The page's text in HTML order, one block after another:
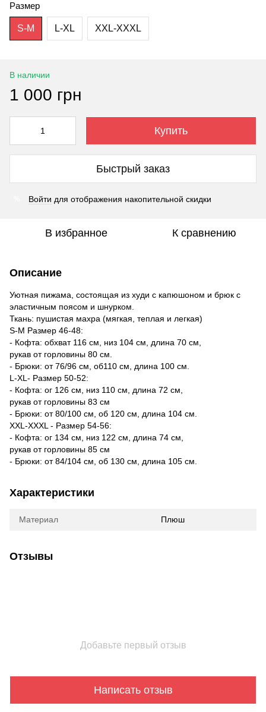
Размер
S-M L-XL XXL-XXXL
В наличии
1 000 грн
Купить
Быстрый заказ
Войти для отображения накопительной скидки
В избранное К сравнению
Описание
Уютная пижама, состоящая из худи с капюшоном и брюк с
эластичным поясом и шнурком.
Ткань: пушистая махра (мягкая, теплая и легкая)
S-M Размер 46-48:
- Кофта: обхват 116 см, низ 104 см, длина 70 см,
рукав от горловины 80 см.
- Брюки: от 76/96 см, об110 см, длина 100 см.
L-XL- Размер 50-52:
- Кофта: ог 126 см, низ 110 см, длина 72 см,
рукав от горловины 83 см
- Брюки: от 80/100 см, об 120 см, длина 104 см.
XXL-XXXL - Размер 54-56:
- Кофта: ог 134 см, низ 122 см, длина 74 см,
рукав от горловины 85 см
- Брюки: от 84/104 см, об 130 см, длина 105 см.
Характеристики
Материал Плюш
Отзывы
Добавьте первый отзыв
Написать отзыв